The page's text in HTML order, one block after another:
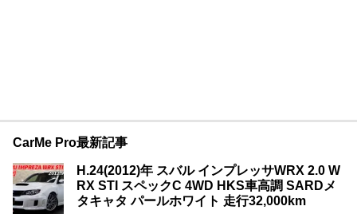
CarMe Pro最新記事
H.24(2012)年 スバル インプレッサWRX 2.0 W
RX STI スペックC 4WD HKS車高調 SARDメ
タキャタ パールホワイト 走行32,000km